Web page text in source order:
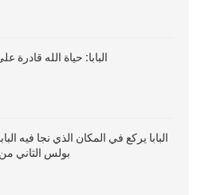
البابا: حياة الله قادرة
البابا يركع في المكان الذي نجا فيه
بولس الثاني